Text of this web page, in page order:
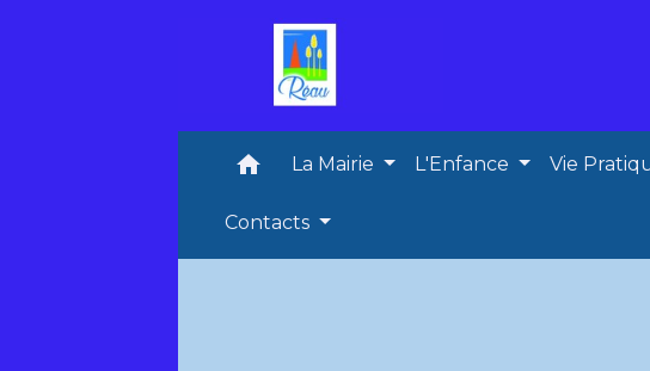
home La Mairie L'Enfance Vie
Contacts